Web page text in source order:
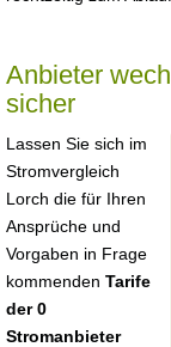
Anbieter
sicher
Lassen Sie sich im
Stromvergleich
Lorch die für Ihren
Ansprüche und
Vorgaben in Frage
kommenden Tarife
der 0
Stromanbieter